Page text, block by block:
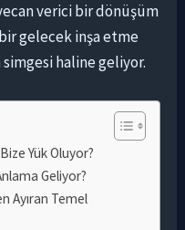
verici bir dönüşüm
gelecek inşa etme
simgesi haline geliyor.
Yük Oluyor?
Geliyor?
Ayıran Temel